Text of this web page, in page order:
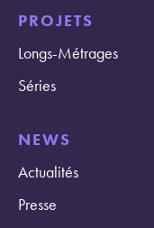
PROJETS
Longs-Métrages
Séries
NEWS
Actualités
Presse